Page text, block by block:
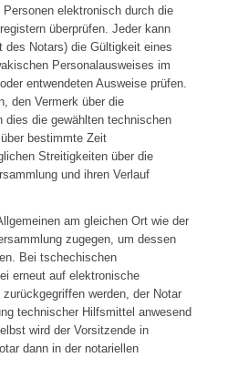
elektronisch durch die
überprüfen. Jeder kann
des Notars) die Gültigkeit eines
Personalausweises im
entwendeten Ausweise prüfen.
den Vermerk über die
dies die gewählten technischen
bestimmte Zeit
Streitigkeiten über die
und ihren Verlauf
am gleichen Ort wie der
zugegen, um dessen
Bei tschechischen
erneut auf elektronische
werden, der Notar
technischer Hilfsmittel anwesend
wird der Vorsitzende in
dann in der notariellen